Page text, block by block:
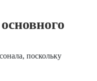
поскольку